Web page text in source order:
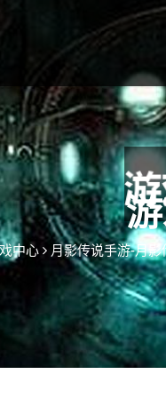
中心 月影传说手游-月